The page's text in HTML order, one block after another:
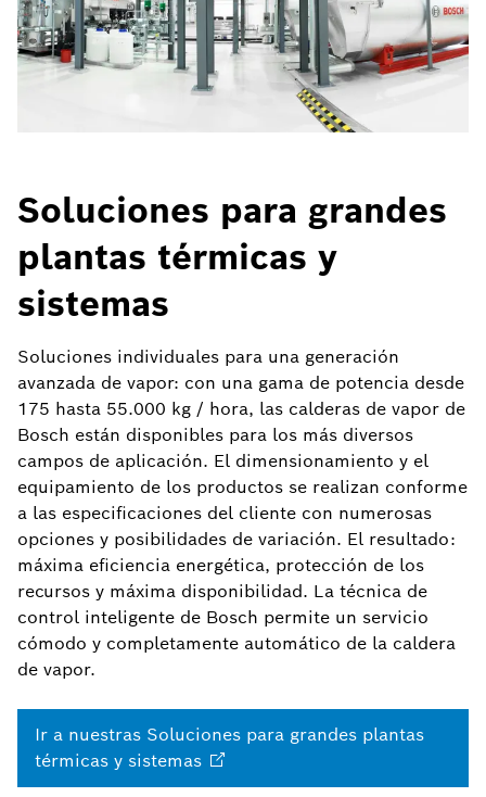
Soluciones para grandes
plantas térmicas y
sistemas
Soluciones individuales para una generación
avanzada de vapor: con una gama de potencia desde
175 hasta 55.000 kg / hora, las calderas de vapor de
Bosch están disponibles para los más diversos
campos de aplicación. El dimensionamiento y el
equipamiento de los productos se realizan conforme
a las especificaciones del cliente con numerosas
opciones y posibilidades de variación. El resultado:
máxima eficiencia energética, protección de los
recursos y máxima disponibilidad. La técnica de
control inteligente de Bosch permite un servicio
cómodo y completamente automático de la caldera
de vapor.
Ir a nuestras Soluciones para grandes plantas
térmicas y sistemas